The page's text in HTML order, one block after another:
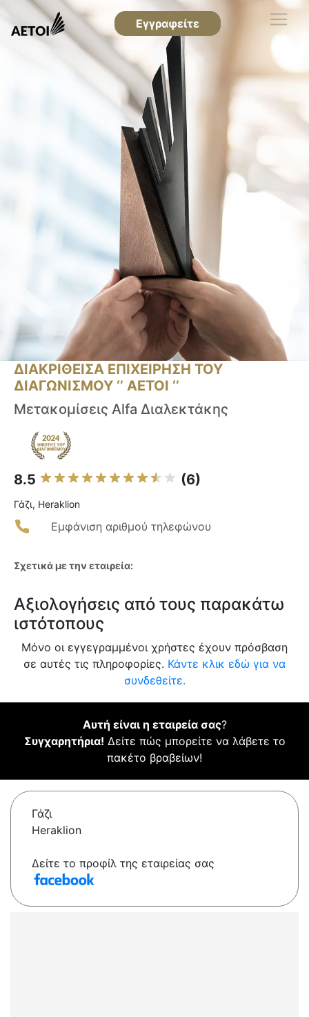
Εγγραφείτε
ΔΙΑΚΡΙΘΕΙΣΑ ΕΠΙΧΕΙΡΗΣΗ ΤΟΥ
ΔΙΑΓΩΝΙΣΜΟΥ ‘’ ΑΕΤΟΙ ‘’
Μετακομίσεις Alfa Διαλεκτάκης
8.5 (6)
Γάζι, Heraklion
Εμφάνιση αριθμού τηλεφώνου
Σχετικά με την εταιρεία:
Αξιολογήσεις από τους παρακάτω
ιστότοπους
Μόνο οι εγγεγραμμένοι χρήστες έχουν πρόσβαση
σε αυτές τις πληροφορίες. Κάντε κλικ εδώ για να
συνδεθείτε.
Αυτή είναι η εταιρεία σας?
Συγχαρητήρια! Δείτε πώς μπορείτε να λάβετε το
πακέτο βραβείων!
Γάζι
Heraklion
Δείτε το προφίλ της εταιρείας σας